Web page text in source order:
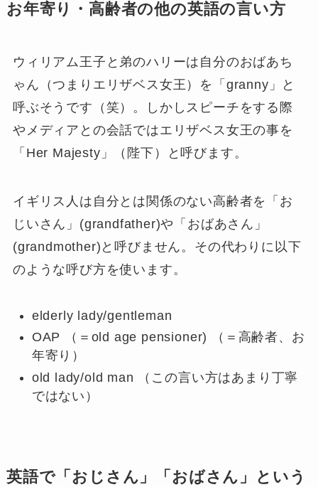
お年寄り・高齢者の他の英語の言い方
ウィリアム王子と弟のハリーは自分のおばあち
ゃん（つまりエリザベス女王）を「granny」と
呼ぶそうです（笑）。しかしスピーチをする際
やメディアとの会話ではエリザベス女王の事を
「Her Majesty」（陛下）と呼びます。
イギリス人は自分とは関係のない高齢者を「お
じいさん」(grandfather)や「おばあさん」
(grandmother)と呼びません。その代わりに以下
のような呼び方を使います。
elderly lady/gentleman
OAP （＝old age pensioner) （＝高齢者、お
年寄り）
old lady/old man （この言い方はあまり丁寧
ではない）
英語で「おじさん」「おばさん」という